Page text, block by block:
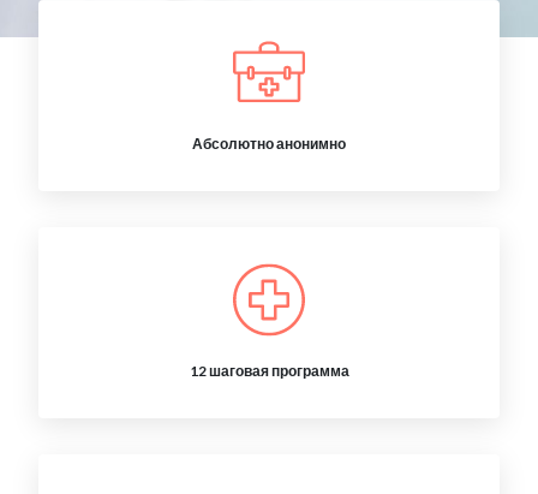
Абсолютно анонимно
12 шаговая программа